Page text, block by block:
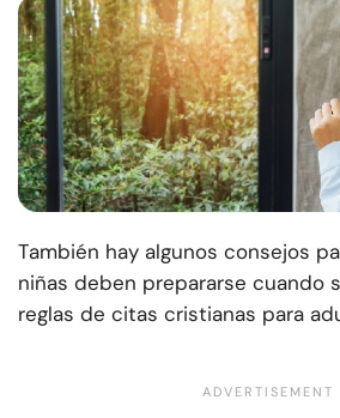
También hay algunos consejos
niñas deben prepararse cuando
reglas de citas cristianas para